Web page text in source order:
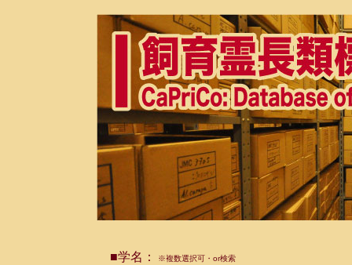
■学名： ※複数選択可・or検索